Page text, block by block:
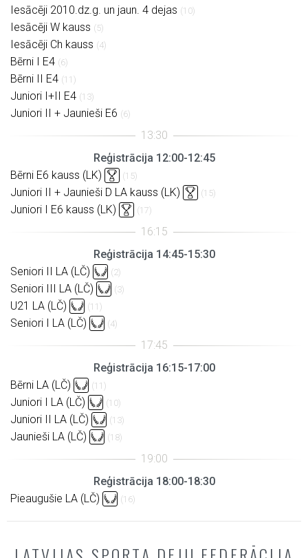
Iesācēji 2010.dz.g. un jaun. 4 dejas (10)
Iesācēji W kauss (5)
Iesācēji Ch kauss (4)
Bērni I E4 (6)
Bērni II E4 (11)
Juniori I+II E4 (13)
Juniori II + Jaunieši E6 (6)
Reģistrācija 12:00-12:45
Bērni E6 kauss (LK)
(15)
Juniori II + Jaunieši D LA kauss (LK) (15)
Juniori I E6 kauss (LK) (17)
Reģistrācija 14:45-15:30
Seniori II LA (LČ)
(2)
Seniori III LA (LČ) (3)
U21 LA (LČ) (11)
Seniori I LA (LČ) (4)
Reģistrācija 16:15-17:00
Bērni LA (LČ)
(11)
Juniori I LA (LČ) (10)
Juniori II LA (LČ) (13)
Jaunieši LA (LČ) (18)
Reģistrācija 18:00-18:30
Pieaugušie LA (LČ)
(16)